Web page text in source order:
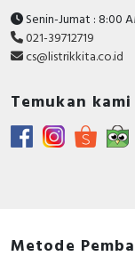
Senin-Jumat : 8:00
021-39712719
cs@listrikkita.co.id
Temukan
Metode